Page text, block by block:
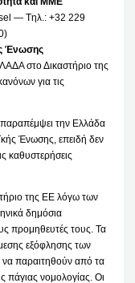
— Tηλ.: +32 229
Ένωσης
στο Δικαστήριο της
για τις
την Ελλάδα
Ένωσης, επειδή δεν
καθυστερήσεις
της ΕΕ λόγω των
δημόσια
προμηθευτές τους. Τα
εξόφλησης των
παραιτηθούν από τα
πάγιας νομολογίας. Οι